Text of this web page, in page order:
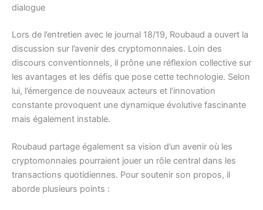
dialogue
Lors de l’entretien avec le journal 18/19, Roubaud a ouvert la
discussion sur l’avenir des cryptomonnaies. Loin des
discours conventionnels, il prône une réflexion collective sur
les avantages et les défis que pose cette technologie. Selon
lui, l’émergence de nouveaux acteurs et l’innovation
constante provoquent une dynamique évolutive fascinante
mais également instable.
Roubaud partage également sa vision d’un avenir où les
cryptomonnaies pourraient jouer un rôle central dans les
transactions quotidiennes. Pour soutenir son propos, il
aborde plusieurs points :